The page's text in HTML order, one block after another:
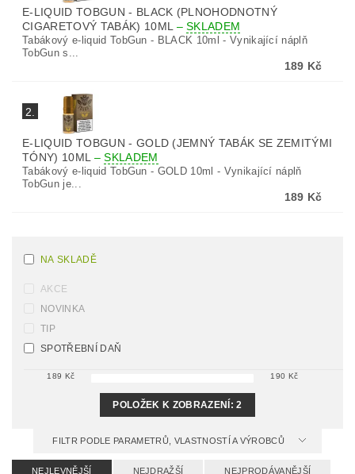
E-LIQUID TOBGUN - BLACK (PLNOHODNOTNÝ
CIGARETOVÝ TABÁK) 10ML –SKLADEM
Tabákový e-liquid TobGun - BLACK 10ml - Vynikající náplň
TobGun s...
189 Kč
2.
E-LIQUID TOBGUN - GOLD (JEMNÝ TABÁK SE ZEMITÝMI
TÓNY) 10ML –SKLADEM
Tabákový e-liquid TobGun - GOLD 10ml - Vynikající náplň
TobGun je...
189 Kč
NA SKLADĚ
AKCE
NOVINKA
TIP
SPOTŘEBNÍ DAŇ
189 Kč 190 Kč
POLOŽEK K ZOBRAZENÍ:2
FILTR PODLE PARAMETRŮ, VLASTNOSTÍ A VÝROBCŮ
NEJLEVNĚJŠÍ NEJDRAŽŠÍ NEJPRODÁVANĚJŠÍ